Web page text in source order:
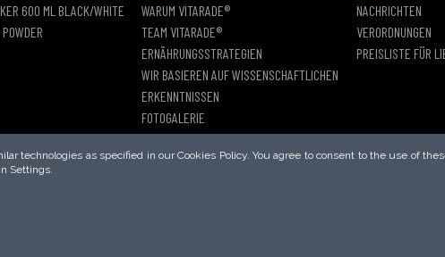
technologies as specified in our Cookies Policy. You agree to consent to the use of
Settings.
600 ML BLACK/WHITE
WARUM VITARADE®
TEAM VITARADE®
ERNÄHRUNGSSTRATEGIEN
WIR BASIEREN AUF WISSENSCHAFTLICHEN
ERKENNTNISSEN
FOTOGALERIE
NACHRICHTEN
VERORDNUNGEN
PREISLISTE FÜR